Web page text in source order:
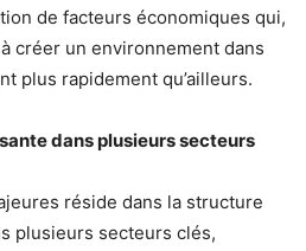
de facteurs économiques qui,
créer un environnement dans
plus rapidement qu’ailleurs.
dans plusieurs secteurs
réside dans la structure
plusieurs secteurs clés,